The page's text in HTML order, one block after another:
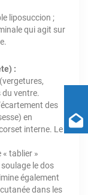
liposuccion ;
qui agit sur
:
ventre.
des
en
interne. Le
« tablier »
le dos
également
dans les